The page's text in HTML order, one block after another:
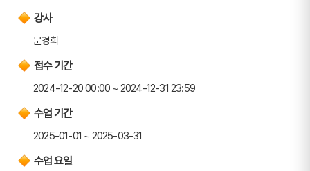
강사
문경희
접수 기간
2024-12-20 00:00 ~ 2024-12-31 23:59
수업 기간
2025-01-01 ~ 2025-03-31
수업 요일